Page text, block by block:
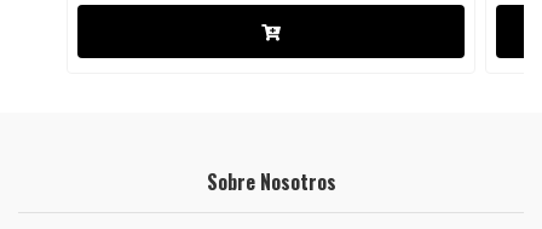
Sobre Nosotros